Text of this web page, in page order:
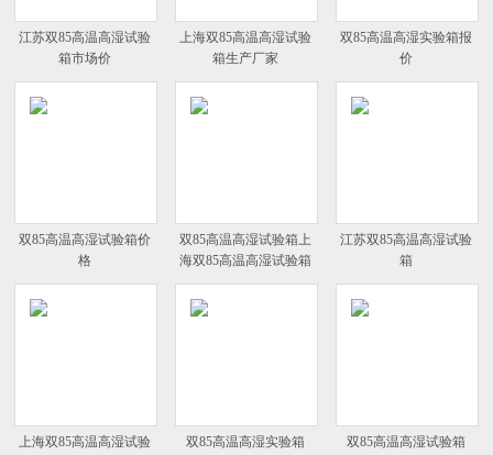
江苏双85高温高湿试验
箱市场价
上海双85高温高湿试验
箱生产厂家
双85高温高湿实验箱报
价
双85高温高湿试验箱价
格
双85高温高湿试验箱上
海双85高温高湿试验箱
江苏双85高温高湿试验
箱
上海双85高温高湿试验
双85高温高湿实验箱 双85高温高湿试验箱